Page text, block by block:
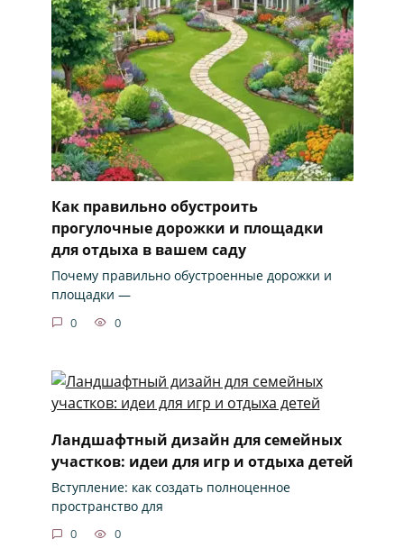
Как правильно обустроить
прогулочные дорожки и площадки
для отдыха в вашем саду
Почему правильно обустроенные дорожки и
площадки —
0 0
Ландшафтный дизайн для семейных
участков: идеи для игр и отдыха детей
Вступление: как создать полноценное
пространство для
0 0